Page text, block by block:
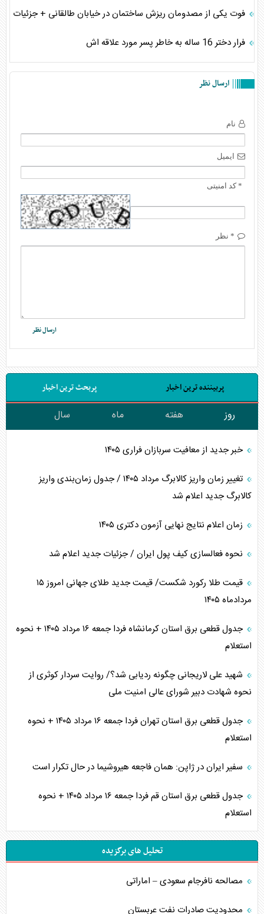
فوت یکی از مصدومان ریزش ساختمان در خیابان طالقانی + جزئیات
فرار دختر 16 ساله به خاطر پسر مورد علاقه اش
ارسال نظر
نام
ایمیل
* کد امنیتی
* نظر
پربیننده ترین اخبار پربحث ترین اخبار
روز هفته ماه سال
خبر جدید از معافیت سربازان فراری ۱۴۰۵
تغییر زمان واریز کالابرگ مرداد ۱۴۰۵ / جدول زمان‌بندی واریز
کالابرگ جدید اعلام شد
زمان اعلام نتایج نهایی آزمون دکتری ۱۴۰۵
نحوه فعالسازی کیف پول ایران / جزئیات جدید اعلام شد
قیمت طلا رکورد شکست/ قیمت جدید طلای جهانی امروز ۱۵
مردادماه ۱۴۰۵
جدول قطعی برق استان کرمانشاه فردا جمعه ۱۶ مرداد ۱۴۰۵ + نحوه
استعلام
شهید علی لاریجانی چگونه ردیابی شد؟/ روایت سردار کوثری از
نحوه شهادت دبیر شورای عالی امنیت ملی
جدول قطعی برق استان تهران فردا جمعه ۱۶ مرداد ۱۴۰۵ + نحوه
استعلام
سفیر ایران در ژاپن: همان فاجعه هیروشیما در حال تکرار است
جدول قطعی برق استان قم فردا جمعه ۱۶ مرداد ۱۴۰۵ + نحوه
استعلام
تحلیل های برگزیده
مصالحه نافرجام سعودی – اماراتی
محدودیت صادرات نفت عربستان